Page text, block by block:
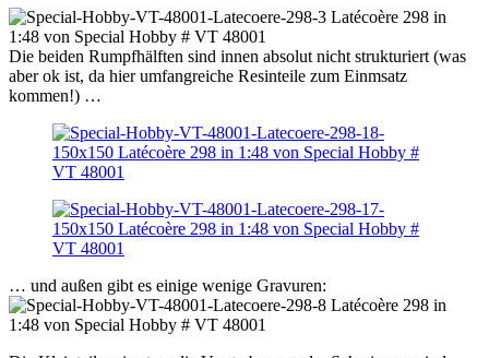
Die beiden Rumpfhälften sind innen absolut nicht strukturiert (was
aber ok ist, da hier umfangreiche Resinteile zum Einmsatz
kommen!) …
… und außen gibt es einige wenige Gravuren: